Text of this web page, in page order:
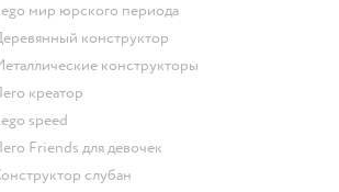
Lego мир юрского периода
Деревянный конструктор
Металлические конструкторы
Лего креатор
Lego speed
Лего Friends для девочек
Конструктор слубан